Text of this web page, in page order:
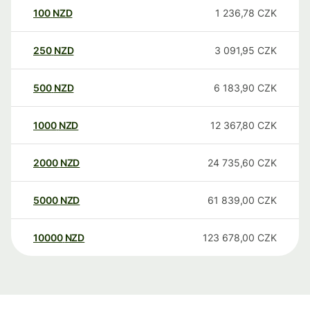
100 NZD 1 236,78 CZK
250 NZD 3 091,95 CZK
500 NZD 6 183,90 CZK
1000 NZD 12 367,80 CZK
2000 NZD 24 735,60 CZK
5000 NZD 61 839,00 CZK
10000 NZD 123 678,00 CZK